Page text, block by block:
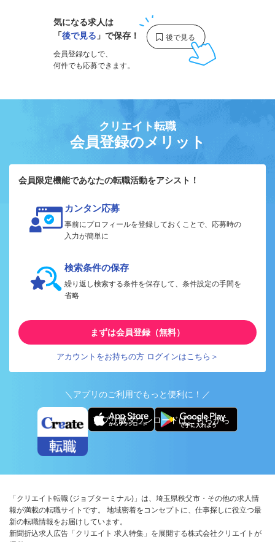
気になる求人は
「後で見る 」で保存！
会員登録なしで、
何件でも応募できます。
クリエイト転職
会員登録のメリット
会員限定機能であなたの転職活動をアシスト！
カンタン応募
事前にプロフィールを登録しておくことで、応募時の
入力が簡単に
検索条件の保存
繰り返し検索する条件を保存して、条件設定の手間を
省略
まずは会員登録（無料）
アカウントをお持ちの方 ログインはこちら＞
＼アプリのご利用でもっと便利に！／
アプリ版ダウンロードはこちらから
「クリエイト転職 (ジョブターミナル)」は、埼玉県秩父市・その他の求人情
報が満載の転職サイトです。 地域密着をコンセプトに、仕事探しに役立つ最
新の転職情報をお届けしています。
新聞折込求人広告「クリエイト 求人特集」を展開する株式会社クリエイトが